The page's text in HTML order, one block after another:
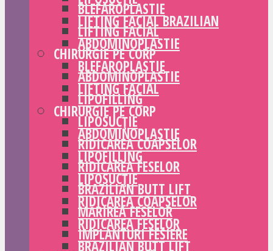
BLEFAROPLASTIE
LIFTING FACIAL
CHIRURGIE PE CORP
ABDOMINOPLASTIE
LIPOFILLING
LIPOSUCȚIE
RIDICAREA COAPSELOR
RIDICAREA FESELOR
BRAZILIAN BUTT LIFT
MĂRIREA FESELOR
IMPLANTURI FESIERE
LIFTING FACIAL BRAZILIAN
ABDOMINOPLASTIE
BLEFAROPLASTIE
LIFTING FACIAL
CHIRURGIE PE CORP
ABDOMINOPLASTIE
LIPOFILLING
LIPOSUCȚIE
RIDICAREA COAPSELOR
RIDICAREA FESELOR
BRAZILIAN BUTT LIFT